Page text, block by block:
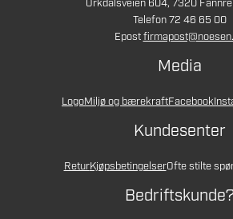
Orkdalsveien 604, 7320
Telefon 72 46 65 00
Epost
Media
LogoMiljø og bærekraftFacebook
Kundesenter
ReturKjøpsbetingelserOfte stilte